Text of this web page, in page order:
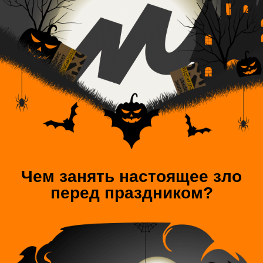
Чем занять настоящее зло
перед праздником?